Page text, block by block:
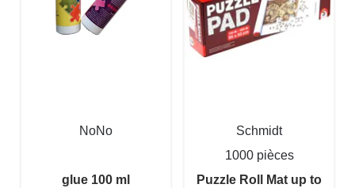
NoNo
glue 100 ml
Schmidt
1000 pièces
Puzzle Roll Mat up to